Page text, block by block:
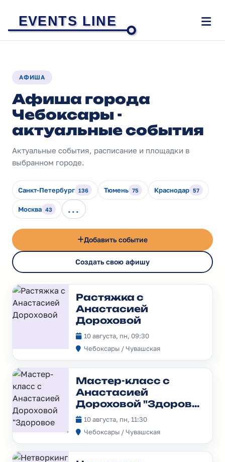
EVENTS LINE
АФИША
Афиша города
Чебоксары -
актуальные события
Актуальные события, расписание и площадки в
выбранном городе.
Санкт-Петербург 136 Тюмень 75 Краснодар 57
Москва 43 ...
Добавить событие
Создать свою афишу
Растяжка с
Анастасией
Дороховой
10 августа, пн, 09:30
Чебоксары / Чувашская
Мастер-класс с
Анастасией
Дороховой "Здоровое
пищеварение"
10 августа, пн, 11:30
Чебоксары / Чувашская